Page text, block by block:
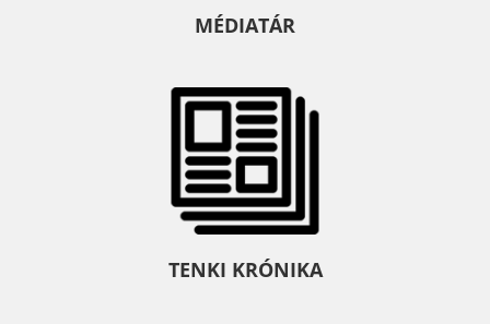
MÉDIATÁR
TENKI KRÓNIKA